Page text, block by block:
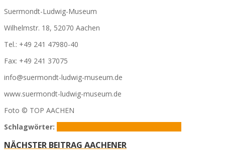
Suermondt-Ludwig-Museum
Wilhelmstr. 18, 52070 Aachen
Tel.: +49 241 47980-40
Fax: +49 241 37075
info@suermondt-ludwig-museum.de
www.suermondt-ludwig-museum.de
Foto © TOP AACHEN
Schlagwörter:
NÄCHSTER BEITRAG AACHENER